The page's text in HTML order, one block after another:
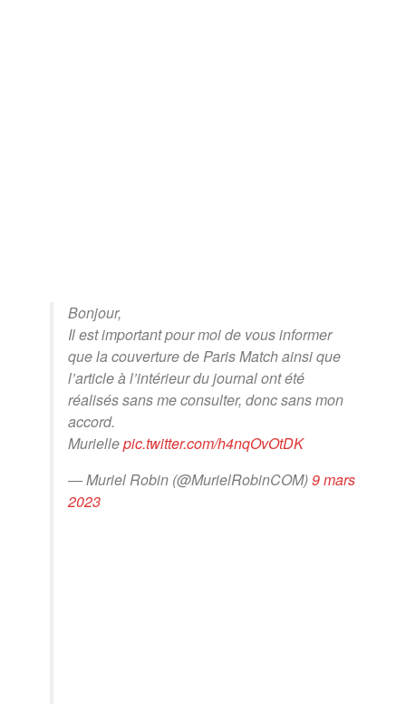
Bonjour,
Il est important pour moi de vous informer
que la couverture de Paris Match ainsi que
l’article à l’intérieur du journal ont été
réalisés sans me consulter, donc sans mon
accord.
Muriellepic.twitter.com/h4nqOvOtDK
— Muriel Robin (@MurielRobinCOM)9 mars
2023